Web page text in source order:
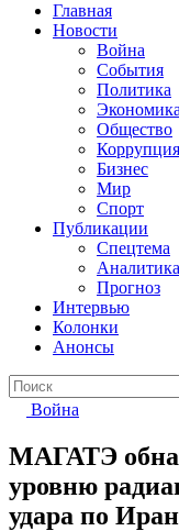
Главная
Новости
Война
События
Политика
Экономика
Общество
Коррупция
Бизнес
Мир
Спорт
Публикации
Спецтема
Аналитика
Прогноз
Интервью
Колонки
Анонсы
Война
МАГАТЭ
уровню
удара по